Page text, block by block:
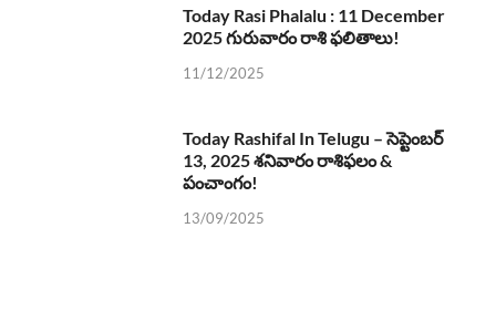
Today Rasi Phalalu : 11 December
2025 గురువారం రాశి ఫలితాలు!
11/12/2025
Today Rashifal In Telugu – సెప్టెంబర్
13, 2025 శనివారం రాశిఫలం &
పంచాంగం!
13/09/2025